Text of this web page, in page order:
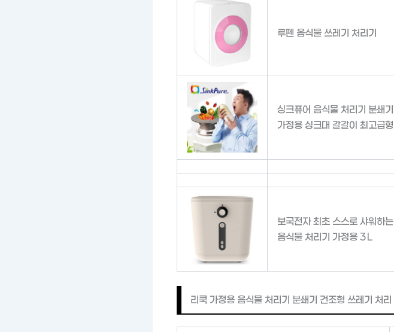
루펜 음식물 쓰레기 처리기
싱크퓨어 음식물 처리기 분쇄기
가정용 싱크대 갈갈이 최고급형
보국전자 최초 스스로 샤워하는
음식물 처리기 가정용 3L
리쿡 가정용 음식물 처리기 분쇄기 건조형 쓰레기 처리